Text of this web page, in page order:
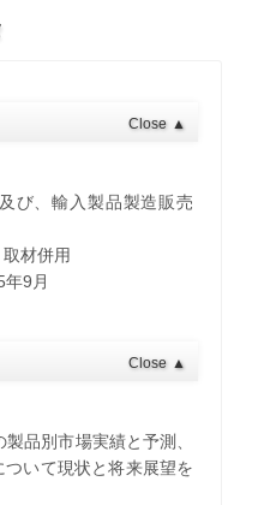
Close ▲
び、輸入製品製造販売
材併用
年9月
Close ▲
品別市場実績と予測、
いて現状と将来展望を